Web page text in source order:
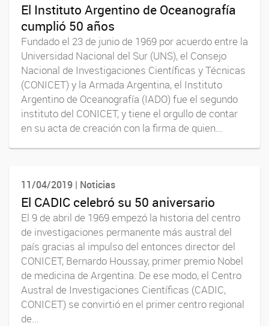
El Instituto Argentino de Oceanografía
cumplió 50 años
Fundado el 23 de junio de 1969 por acuerdo entre la
Universidad Nacional del Sur (UNS), el Consejo
Nacional de Investigaciones Científicas y Técnicas
(CONICET) y la Armada Argentina, el Instituto
Argentino de Oceanografía (IADO) fue el segundo
instituto del CONICET, y tiene el orgullo de contar
en su acta de creación con la firma de quien...
11/04/2019 | Noticias
El CADIC celebró su 50 aniversario
El 9 de abril de 1969 empezó la historia del centro
de investigaciones permanente más austral del
país gracias al impulso del entonces director del
CONICET, Bernardo Houssay, primer premio Nobel
de medicina de Argentina. De ese modo, el Centro
Austral de Investigaciones Científicas (CADIC,
CONICET) se convirtió en el primer centro regional
de...